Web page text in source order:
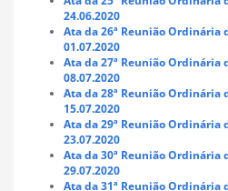
24.06.2020
Ata da 26ª Reunião Ordinária
01.07.2020
Ata da 27ª Reunião Ordinária
08.07.2020
Ata da 28ª Reunião Ordinária
15.07.2020
Ata da 29ª Reunião Ordinária
23.07.2020
Ata da 30ª Reunião Ordinária
29.07.2020
Ata da 31ª Reunião Ordinária